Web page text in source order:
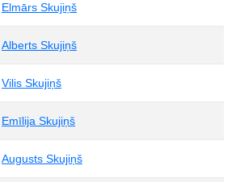
Elmārs Skujiņš
Alberts Skujiņš
Vilis Skujiņš
Emīlija Skujiņš
Augusts Skujiņš